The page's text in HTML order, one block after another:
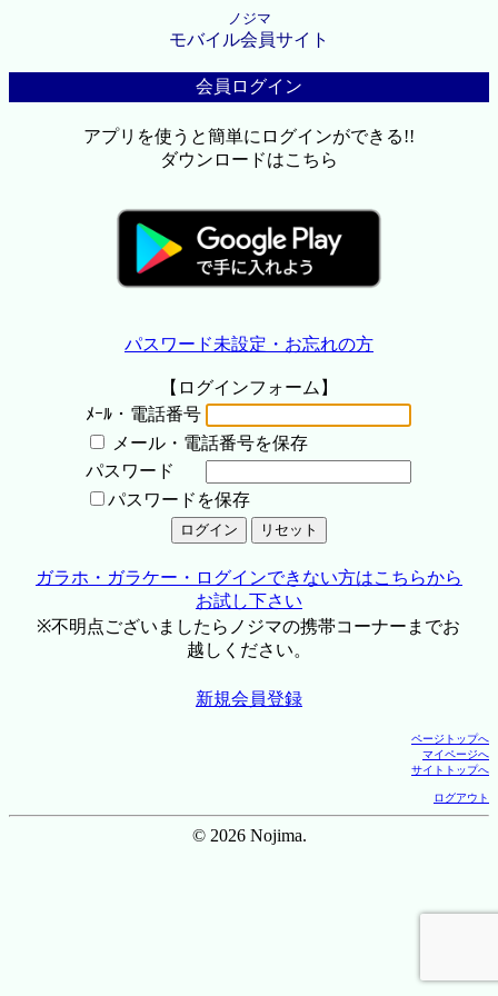
ノジマ
モバイル会員サイト
会員ログイン
アプリを使うと簡単にログインができる!!
ダウンロードはこちら
パスワード未設定・お忘れの方
【ログインフォーム】
ﾒｰﾙ・電話番号
メール・電話番号を保存
パスワード
パスワードを保存
ガラホ・ガラケー・ログインできない方はこちらから
お試し下さい
※不明点ございましたらノジマの携帯コーナーまでお
越しください。
新規会員登録
ページトップへ
マイページへ
サイトトップへ
ログアウト
© 2026 Nojima.